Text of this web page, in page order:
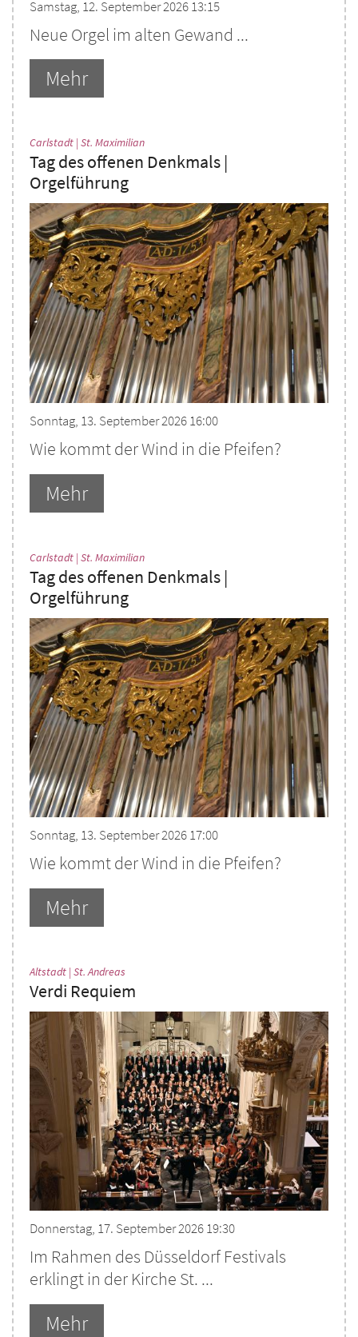
Samstag, 12. September 2026 13:15
Neue Orgel im alten Gewand ...
Mehr
Carlstadt | St. Maximilian:
Tag des offenen Denkmals |
Orgelführung
Sonntag, 13. September 2026 16:00
Wie kommt der Wind in die Pfeifen?
Mehr
Carlstadt | St. Maximilian:
Tag des offenen Denkmals |
Orgelführung
Sonntag, 13. September 2026 17:00
Wie kommt der Wind in die Pfeifen?
Mehr
Altstadt | St. Andreas
Verdi Requiem
Donnerstag, 17. September 2026 19:30
Im Rahmen des Düsseldorf Festivals
erklingt in der Kirche St. ...
Mehr